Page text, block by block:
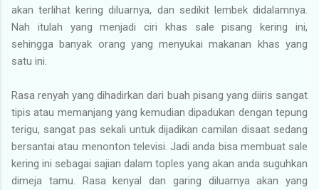
akan terlihat kering diluarnya, dan sedikit lembek didalamnya.
Nah itulah yang menjadi ciri khas sale pisang kering ini,
sehingga banyak orang yang menyukai makanan khas yang
satu ini.
Rasa renyah yang dihadirkan dari buah pisang yang diiris sangat
tipis atau memanjang yang kemudian dipadukan dengan tepung
terigu, sangat pas sekali untuk dijadikan camilan disaat sedang
bersantai atau menonton televisi. Jadi anda bisa membuat sale
kering ini sebagai sajian dalam toples yang akan anda suguhkan
dimeja tamu. Rasa kenyal dan garing diluarnya akan yang